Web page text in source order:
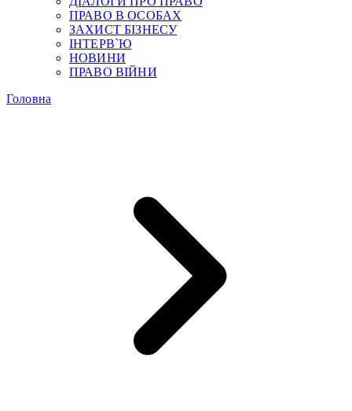
ПРАВО В ОСОБАХ
ЗАХИСТ БІЗНЕСУ
ІНТЕРВ`Ю
НОВИНИ
ПРАВО ВІЙНИ
Головна